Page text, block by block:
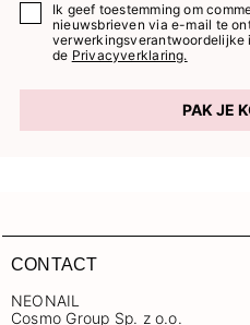
Ik geef toestemming om
nieuwsbrieven via e-mail te
verwerkingsverantwoordelijke
de Privacyverklaring.
PAK JE
CONTACT
NEONAIL
Cosmo Group Sp. z o.o.